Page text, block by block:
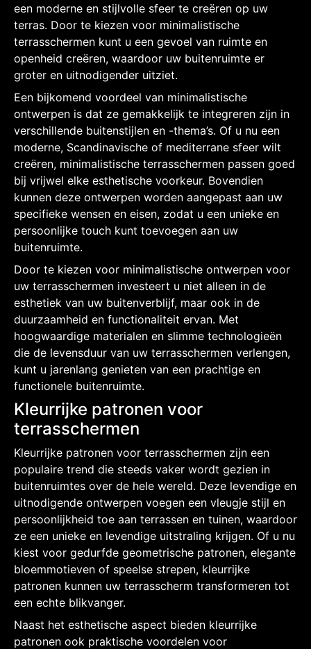
een ​​moderne en stijlvolle sfeer te creëren op uw
terras. Door te kiezen voor minimalistische
terrasschermen kunt u een gevoel van ruimte en
openheid creëren, waardoor uw buitenruimte er
groter en uitnodigender uitziet.
Een bijkomend voordeel van minimalistische
ontwerpen is dat ze gemakkelijk te integreren zijn in
verschillende buitenstijlen en -thema’s. Of u nu een
moderne, Scandinavische of mediterrane sfeer wilt
creëren, minimalistische terrasschermen passen goed
bij vrijwel elke esthetische voorkeur. Bovendien
kunnen deze ontwerpen worden aangepast aan uw
specifieke wensen en eisen, zodat u een unieke en
persoonlijke touch kunt toevoegen aan uw
buitenruimte.
Door te kiezen voor minimalistische ontwerpen voor
uw terrasschermen investeert u niet alleen in de
esthetiek van uw buitenverblijf, maar ook in de
duurzaamheid en functionaliteit ervan. Met
hoogwaardige materialen en slimme technologieën
die de levensduur van uw terrasschermen verlengen,
kunt u jarenlang genieten van een prachtige en
functionele buitenruimte.
Kleurrijke patronen voor
terrasschermen
Kleurrijke patronen voor terrasschermen zijn een
populaire trend die steeds vaker wordt gezien in
buitenruimtes over de hele wereld. Deze levendige en
uitnodigende ontwerpen voegen een vleugje stijl en
persoonlijkheid toe aan terrassen en tuinen, waardoor
ze een unieke en levendige uitstraling krijgen. Of u nu
kiest voor gedurfde geometrische patronen, elegante
bloemmotieven of speelse strepen, kleurrijke
patronen kunnen uw terrasscherm transformeren tot
een echte blikvanger.
Naast het esthetische aspect bieden kleurrijke
patronen ook praktische voordelen voor